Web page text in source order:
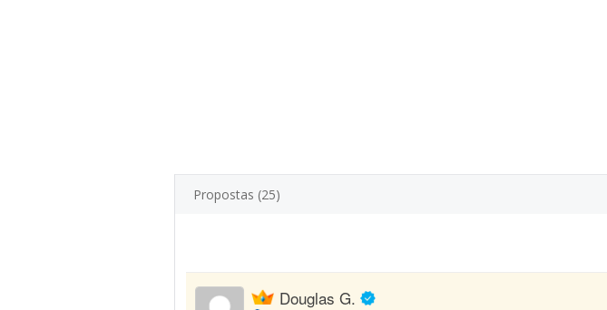
Propostas (25)
Douglas G.